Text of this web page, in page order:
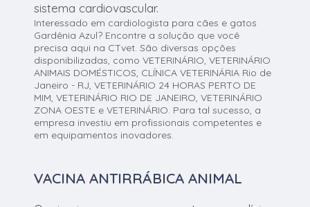
sistema cardiovascular.
Interessado em cardiologista para cães e gatos
Gardênia Azul? Encontre a solução que você
precisa aqui na CTvet. São diversas opções
disponibilizadas, como VETERINÁRIO, VETERINÁRIO
ANIMAIS DOMÉSTICOS, CLÍNICA VETERINÁRIA Rio de
Janeiro - RJ, VETERINÁRIO 24 HORAS PERTO DE
MIM, VETERINÁRIO RIO DE JANEIRO, VETERINÁRIO
ZONA OESTE e VETERINÁRIO. Para tal sucesso, a
empresa investiu em profissionais competentes e
em equipamentos inovadores.
VACINA ANTIRRÁBICA ANIMAL